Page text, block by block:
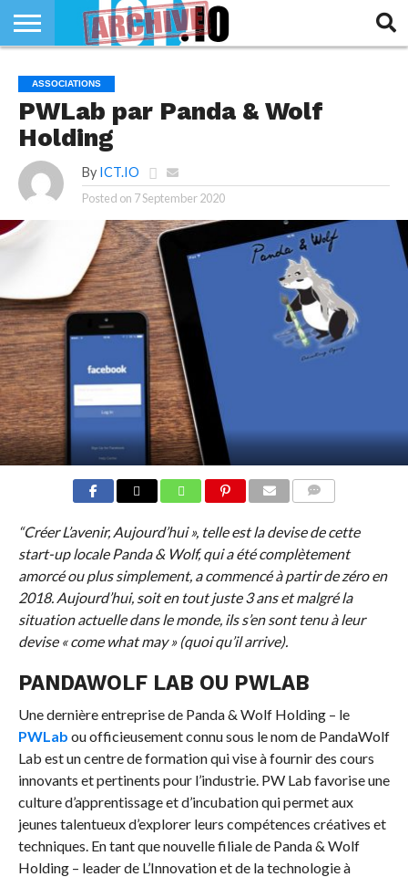
SECTEUR
TECH
LIFE
RUBRIQUES
ASSOCIATIONS
PWLab par Panda & Wolf
Holding
By ICT.IO
Posted on 7 September 2020
“Créer L’avenir, Aujourd’hui », telle est la devise de cette
start-up locale Panda & Wolf, qui a été complètement
amorcé ou plus simplement, a commencé à partir de zéro en
2018. Aujourd’hui, soit en tout juste 3 ans et malgré la
situation actuelle dans le monde, ils s’en sont tenu à leur
devise « come what may » (quoi qu’il arrive).
PANDAWOLF LAB OU PWLAB
Une dernière entreprise de Panda & Wolf Holding – le
PWLab ou officieusement connu sous le nom de PandaWolf
Lab est un centre de formation qui vise à fournir des cours
innovants et pertinents pour l’industrie. PW Lab favorise une
culture d’apprentissage et d’incubation qui permet aux
jeunes talentueux d’explorer leurs compétences créatives et
techniques. En tant que nouvelle filiale de Panda & Wolf
Holding – leader de L’Innovation et de la technologie à